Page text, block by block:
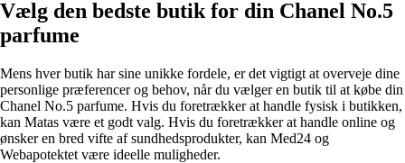
Vælg den bedste butik for din Chanel No.5
parfume
Mens hver butik har sine unikke fordele, er det vigtigt at overveje dine
personlige præferencer og behov, når du vælger en butik til at købe din
Chanel No.5 parfume. Hvis du foretrækker at handle fysisk i butikken,
kan Matas være et godt valg. Hvis du foretrækker at handle online og
ønsker en bred vifte af sundhedsprodukter, kan Med24 og
Webapotektet være ideelle muligheder.